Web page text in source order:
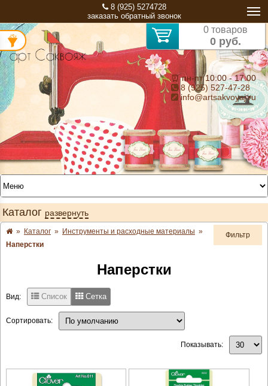
8 (925) 5274728
заказать обратный звонок
0 товаров
0 руб.
⏰ пн-пт 10:00 - 17:00
8 (925) 527-47-28
info@artsakvoyaj.ru
Каталог развернуть
Фильтр
» Каталог » Инструменты и расходные материалы »
Наперстки
Наперстки
Вид: Список Сетка
Сортировать:
Показывать: